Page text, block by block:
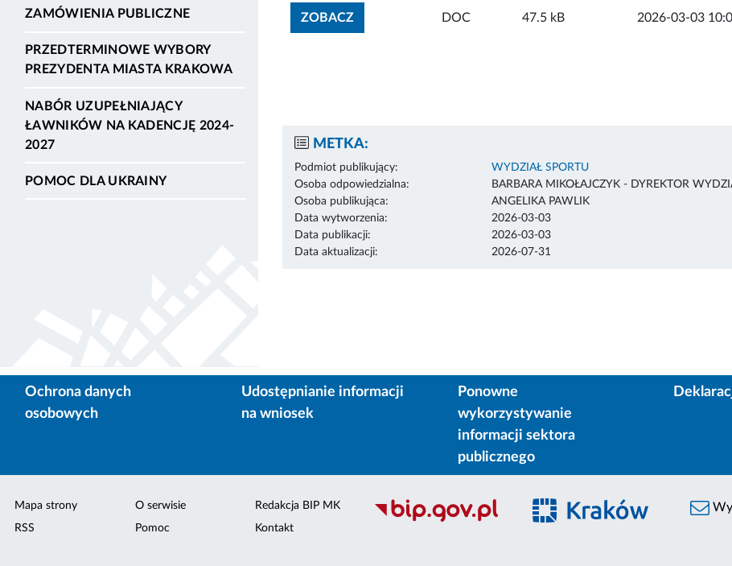
ZAMÓWIENIA PUBLICZNE
PRZEDTERMINOWE WYBORY
PREZYDENTA MIASTA KRAKOWA
NABÓR UZUPEŁNIAJĄCY
ŁAWNIKÓW NA KADENCJĘ 2024-
2027
POMOC DLA UKRAINY
ZOBACZZOBACZ ZAŁĄCZNIK
DOC 47.5 kB 2026-03-03
METKA:
Podmiot publikujący:
WYDZIAŁ SPORTU
Osoba odpowiedzialna:
BARBARA MIKOŁAJCZYK - DYREKTOR
Osoba publikująca:
ANGELIKA PAWLIK
Data wytworzenia:
2026-03-03
Data publikacji:
2026-03-03
Data aktualizacji:
2026-07-31
Ochrona danych
osobowych
Udostępnianie informacji
na wniosek
Ponowne
wykorzystywanie
informacji sektora
publicznego
Mapa strony
RSS
O serwisie
Pomoc
Redakcja BIP MK
Kontakt